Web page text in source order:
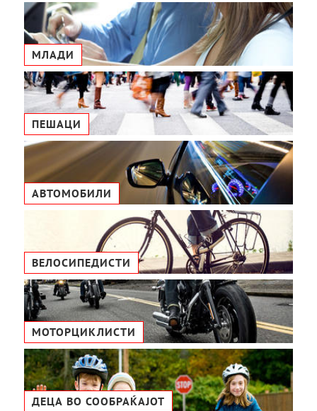
МЛАДИ
ПЕШАЦИ
АВТОМОБИЛИ
ВЕЛОСИПЕДИСТИ
МОТОРЦИКЛИСТИ
ДЕЦА ВО СООБРАЌАЈОТ